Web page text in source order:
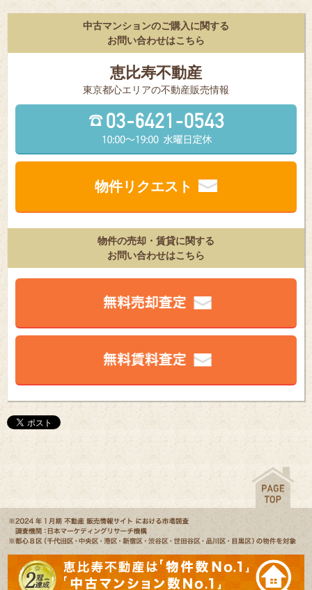
中古マンションのご購入に関する
お問い合わせはこちら
恵比寿不動産
東京都⼼エリアの不動産販売情報
物件リクエスト
物件の売却・賃貸に関する
お問い合わせはこちら